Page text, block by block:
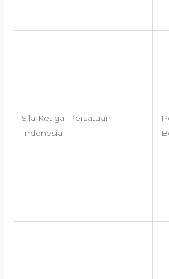
Sila Ketiga: Persatuan
Indonesia